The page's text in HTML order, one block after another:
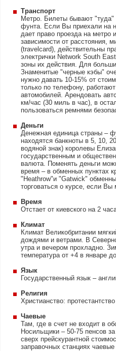
Транспорт
Метро. Билеты бывают "туда"
фунта. Если Вы приехали на
дает право проезда на метро
зависимости от расстояния,
(travelcard), действительны
электрички Network South
зоны их действия. Для
Знаменитые "черные кэбы"
нужно давать 10-15% от
только по телефону,
автомобилей. Арендовать
км/час (30 миль в час), в
пользоваться ремнями
Деньги
Денежная единица страны –
находятся банкноты в 5, 10,
водяной знак) королевы
государственным и
валюта. Поменять деньги
время – в обменных пунктах
"Heathrow"и "Gatwick"
торговаться о курсе, если
Время
Отстает от киевского на 2
Климат
Климат Великобритании
дождями и ветрами. В
утра и вечером прохладно.
температура от +4 в январе
Язык
Государственный язык –
Религия
Христианство:
Чаевые
Там, где в счет не входит в
Носильщики – 50-75 пенсов
сверх прейскурантной
заправочных станциях